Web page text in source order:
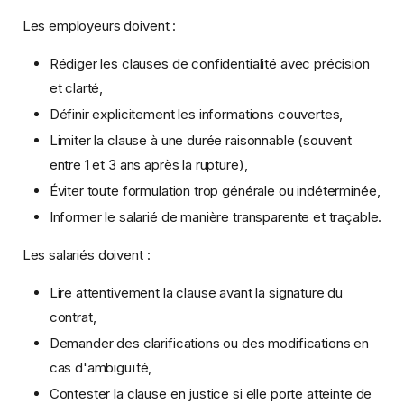
Les employeurs doivent :
Rédiger les clauses de confidentialité avec précision
et clarté,
Définir explicitement les informations couvertes,
Limiter la clause à une durée raisonnable (souvent
entre 1 et 3 ans après la rupture),
Éviter toute formulation trop générale ou indéterminée,
Informer le salarié de manière transparente et traçable.
Les salariés doivent :
Lire attentivement la clause avant la signature du
contrat,
Demander des clarifications ou des modifications en
cas d'ambiguïté,
Contester la clause en justice si elle porte atteinte de